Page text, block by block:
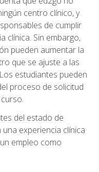
centro clínico, y
de cumplir
clínica. Sin embargo,
pueden aumentar la
que se ajuste a las
estudiantes pueden
proceso de solicitud
del estado de
experiencia clínica
empleo como